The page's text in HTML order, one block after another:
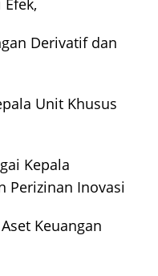
Derivatif dan
Unit Khusus
Kepala
Perizinan Inovasi
Keuangan